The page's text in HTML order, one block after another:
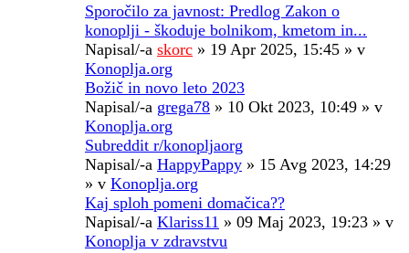
Sporočilo za javnost: Predlog Zakon o
konoplji - škoduje bolnikom, kmetom in...
Napisal/-a skorc » 19 Apr 2025, 15:45 » v
Konoplja.org
Božič in novo leto 2023
Napisal/-a grega78 » 10 Okt 2023, 10:49 » v
Konoplja.org
Subreddit r/konopljaorg
Napisal/-a HappyPappy » 15 Avg 2023, 14:29
» v Konoplja.org
Kaj sploh pomeni domačica??
Napisal/-a Klariss11 » 09 Maj 2023, 19:23 » v
Konoplja v zdravstvu